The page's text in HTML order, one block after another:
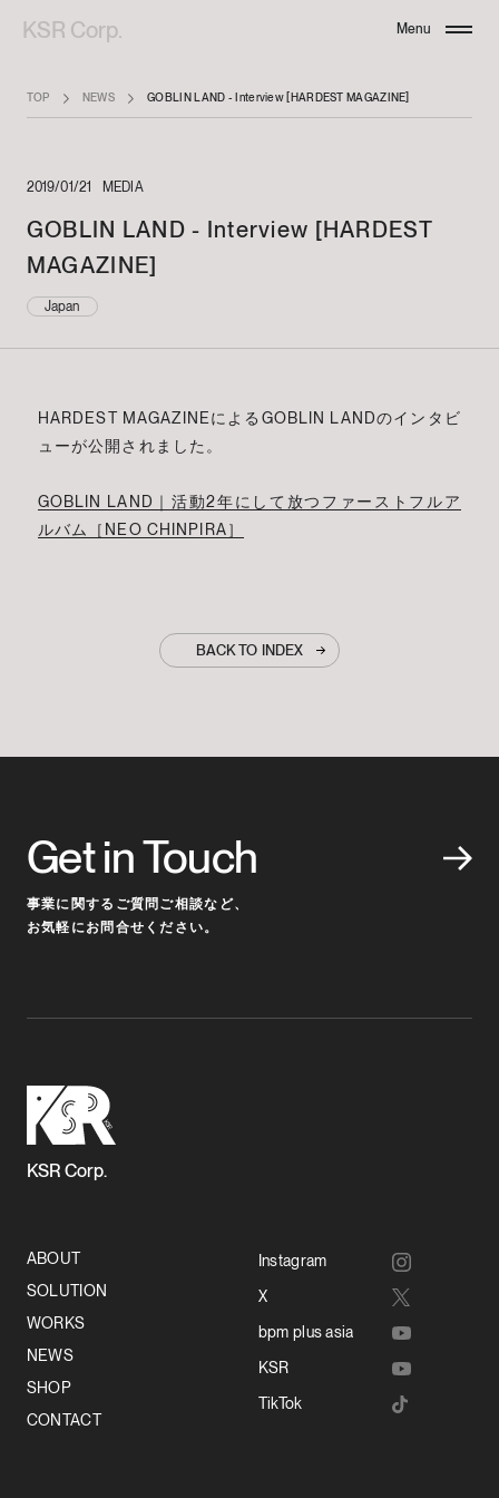
KSR Corp. Menu
TOP NEWS GOBLIN LAND - Interview [HARDEST MAGAZINE]
2019/01/21 MEDIA
GOBLIN LAND - Interview [HARDEST
MAGAZINE]
Japan
HARDEST MAGAZINEによるGOBLIN LANDのインタビ
ューが公開されました。
GOBLIN LAND｜活動2年にして放つファーストフルア
ルバム［NEO CHINPIRA］
BACK TO INDEX
Get in Touch
事業に関するご質問ご相談など、
お気軽にお問合せください。
KSR Corp.
ABOUT
SOLUTION
WORKS
NEWS
SHOP
CONTACT
Instagram
X
bpm plus asia
KSR
TikTok